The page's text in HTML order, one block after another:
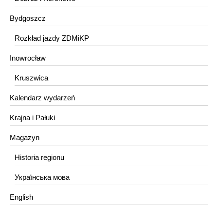
Bydgoszcz
Rozkład jazdy ZDMiKP
Inowrocław
Kruszwica
Kalendarz wydarzeń
Krajna i Pałuki
Magazyn
Historia regionu
Українська мова
English